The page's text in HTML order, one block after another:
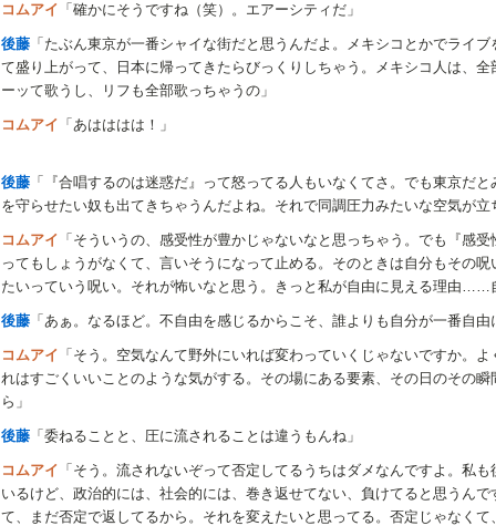
コムアイ 「確かにそうですね（笑）。エアーシティだ」
後藤 「たぶん東京が一番シャイな街だと思うんだよ。メキシコとかでライブ
て盛り上がって、日本に帰ってきたらびっくりしちゃう。メキシコ人は、全
ーッて歌うし、リフも全部歌っちゃうの」
コムアイ 「あはははは！」
後藤 「『合唱するのは迷惑だ』って怒ってる人もいなくてさ。でも東京だ
を守らせたい奴も出てきちゃうんだよね。それで同調圧力みたいな空気が
コムアイ 「そういうの、感受性が豊かじゃないなと思っちゃう。でも『感
ってもしょうがなくて、言いそうになって止める。そのときは自分もその
たいっていう呪い。それが怖いなと思う。きっと私が自由に見える理由……
後藤 「あぁ。なるほど。不自由を感じるからこそ、誰よりも自分が一番自
コムアイ 「そう。空気なんて野外にいれば変わっていくじゃないですか。
れはすごくいいことのような気がする。その場にある要素、その日のその
ら」
後藤 「委ねることと、圧に流されることは違うもんね」
コムアイ 「そう。流されないぞって否定してるうちはダメなんですよ。私
いるけど、政治的には、社会的には、巻き返せてない、負けてると思うん
て、まだ否定で返してるから。それを変えたいと思ってる。否定じゃなく